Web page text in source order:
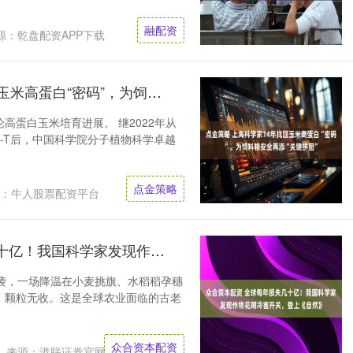
：乾盘配资APP下载 融配资
点金策略 上海科学家14年找回玉米高蛋白“密码”，为饲料粮安全再添“关键拼图”
蛋白玉米培育进展。 继2022年从
后，中国科学院分子植物科学卓越
牛人股票配资平台 点金策略
众合资本配资 全球每年损失几十亿！我国科学家发现作物花期冷害开关，登上《自然》
，一场降温在小麦挑旗、水稻稻孕穗
粒无收。这是全球农业面临的古老
众合资本配资